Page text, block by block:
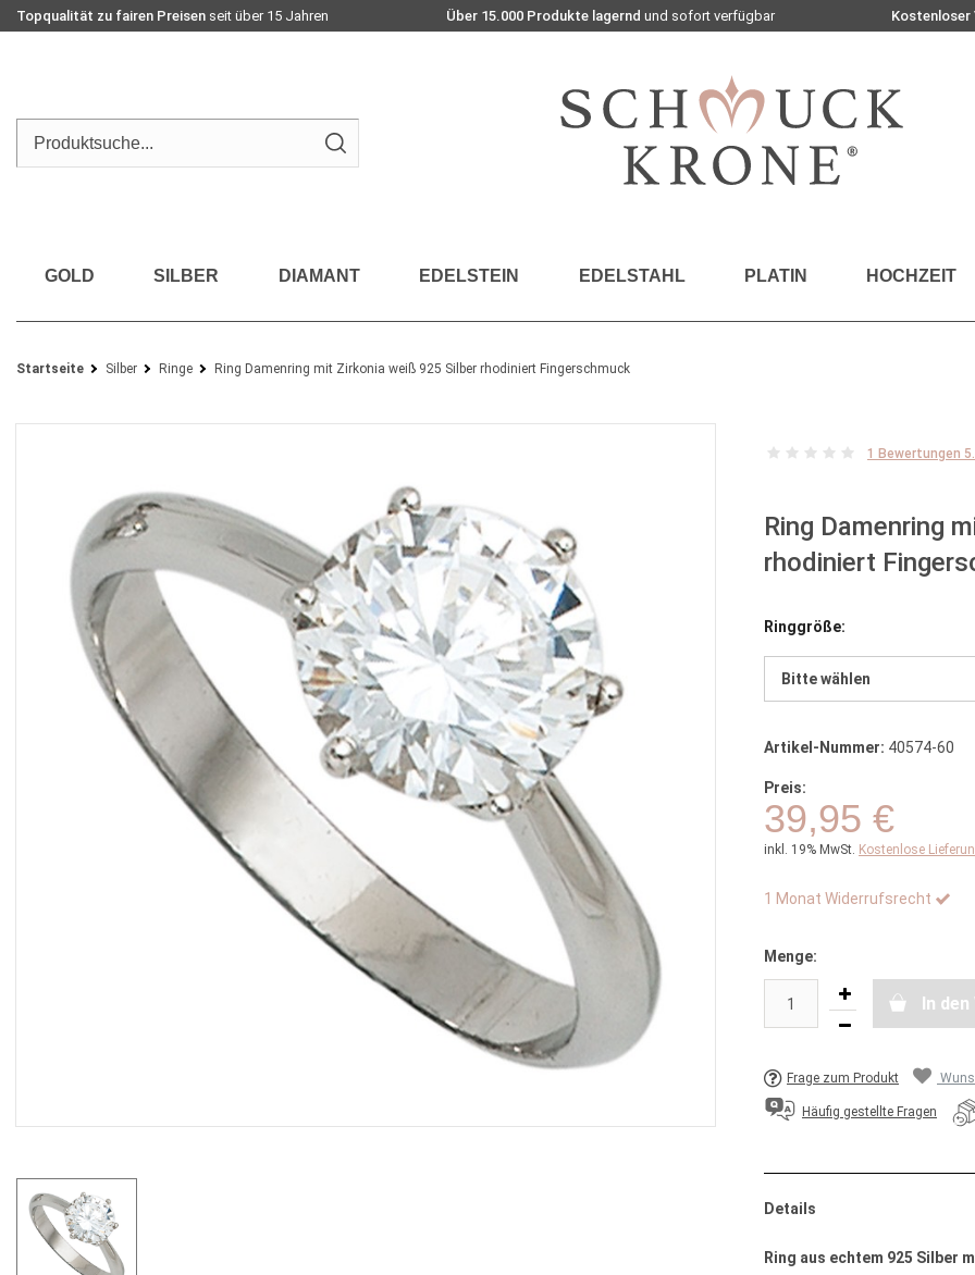
Topqualität zu fairen Preisen seit über 15 Jahren Über 15.000 Produkte lagernd und sofort verfügbar Kostenloser
GOLD SILBER DIAMANT EDELSTEIN EDELSTAHL PLATIN HOCHZEIT
Startseite Silber Ringe Ring Damenring mit Zirkonia weiß 925 Silber rhodiniert Fingerschmuck
1 Bewertungen
Ring Damenring
rhodiniert
Ringgröße:
Bitte wählen
Artikel-Nummer: 40574-60
Preis:
39,95 €
inkl. 19% MwSt. Kostenlose
1 Monat Widerrufsrecht
Menge:
In
Frage zum Produkt
Häufig gestellte Fragen
Details
Ring aus echtem 925 Silber